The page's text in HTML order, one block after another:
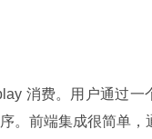
消费。用户通过
。前端集成很简单